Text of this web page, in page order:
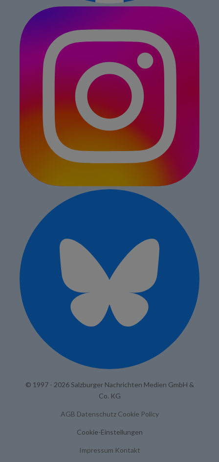
© 1997 - 2026 Salzburger Nachrichten Medien GmbH &
Co. KG
AGB Datenschutz Cookie Policy
Cookie-Einstellungen
Impressum Kontakt